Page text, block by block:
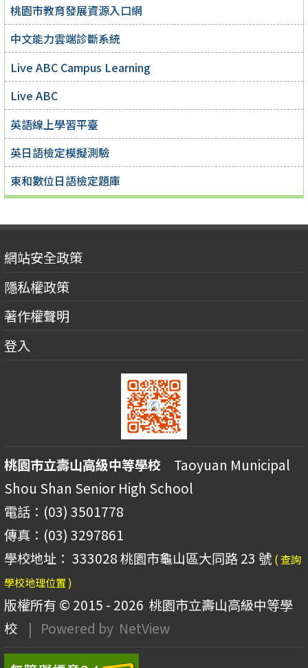
桃園市教育發展資源入口網
中文能力雲端診斷系統
Live ABC Campus Learning
Live ABC
英語線上學習平臺
英日語檢定模擬測驗
東和數位日語檢定題庫
網站安全政策
隱私權政策
著作權聲明
登入
桃園市立壽山高級中等學校 Taoyuan Municipal
Shou Shan Senior High School
電話：(03) 3501778
傳真：(03) 3297861
學校地址： 333028 桃園市龜山區大同路 23 號 ( 查詢
學校地理位置 )
版權所有 © 2015 - 2026 桃園市立壽山高級中等學
校
| Powered by NetView